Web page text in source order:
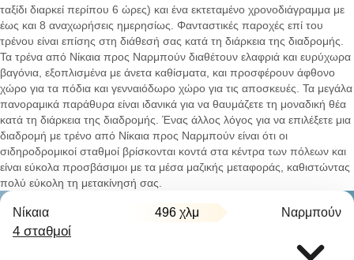
ταξίδι διαρκεί περίπου 6 ώρες) και ένα εκτεταμένο χρονοδιάγραμμα με
έως και 8 αναχωρήσεις ημερησίως. Φανταστικές παροχές επί του
τρένου είναι επίσης στη διάθεσή σας κατά τη διάρκεια της διαδρομής.
Τα τρένα από Νίκαια προς Ναρμπούν διαθέτουν ελαφριά και ευρύχωρα
βαγόνια, εξοπλισμένα με άνετα καθίσματα, και προσφέρουν άφθονο
χώρο για τα πόδια και γενναιόδωρο χώρο για τις αποσκευές. Τα μεγάλα
πανοραμικά παράθυρα είναι ιδανικά για να θαυμάζετε τη μοναδική θέα
κατά τη διάρκεια της διαδρομής. Ένας άλλος λόγος για να επιλέξετε μια
διαδρομή με τρένο από Νίκαια προς Ναρμπούν είναι ότι οι
σιδηροδρομικοί σταθμοί βρίσκονται κοντά στα κέντρα των πόλεων και
είναι εύκολα προσβάσιμοι με τα μέσα μαζικής μεταφοράς, καθιστώντας
πολύ εύκολη τη μετακίνησή σας.
Νίκαια 496 χλμ Ναρμπούν
4 σταθμοί